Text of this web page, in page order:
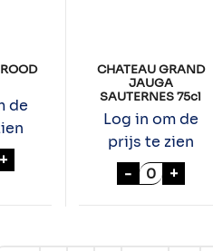
de
ROOD 25cl aantal
+
CHATEAU GRAND
JAUGA
SAUTERNES 75cl
Log in om de
prijs te zien
-
+